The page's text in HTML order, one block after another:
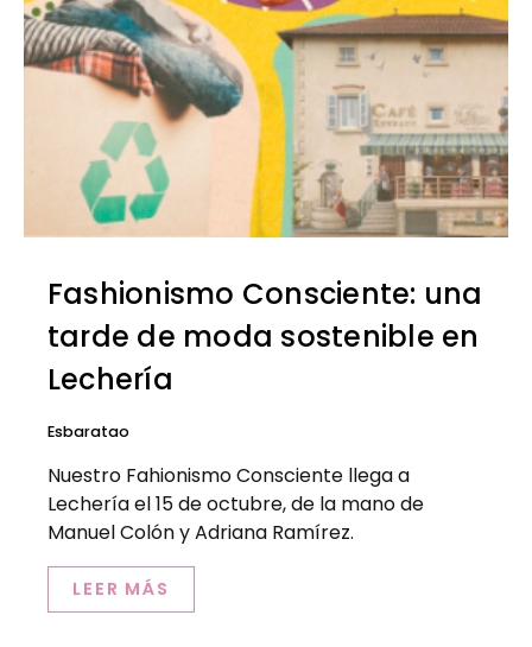
Fashionismo Consciente: una
tarde de moda sostenible en
Lechería
Esbaratao
Nuestro Fahionismo Consciente llega a
Lechería el 15 de octubre, de la mano de
Manuel Colón y Adriana Ramírez.
LEER MÁS